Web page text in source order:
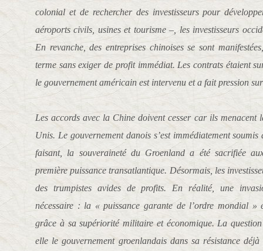
colonial et de rechercher des investisseurs pour
aéroports civils, usines et tourisme –, les investisseurs
En revanche, des entreprises chinoises se sont
terme sans exiger de profit immédiat. Les contrats étaient
le gouvernement américain est intervenu et a fait pression
Les accords avec la Chine doivent cesser car ils menacent
Unis. Le gouvernement danois s’est immédiatement
faisant, la souveraineté du Groenland a été sacrifiée
première puissance transatlantique. Désormais, les
des trumpistes avides de profits. En réalité, une
nécessaire : la « puissance garante de l’ordre mondial »
grâce à sa supériorité militaire et économique. La
elle le gouvernement groenlandais dans sa résistance